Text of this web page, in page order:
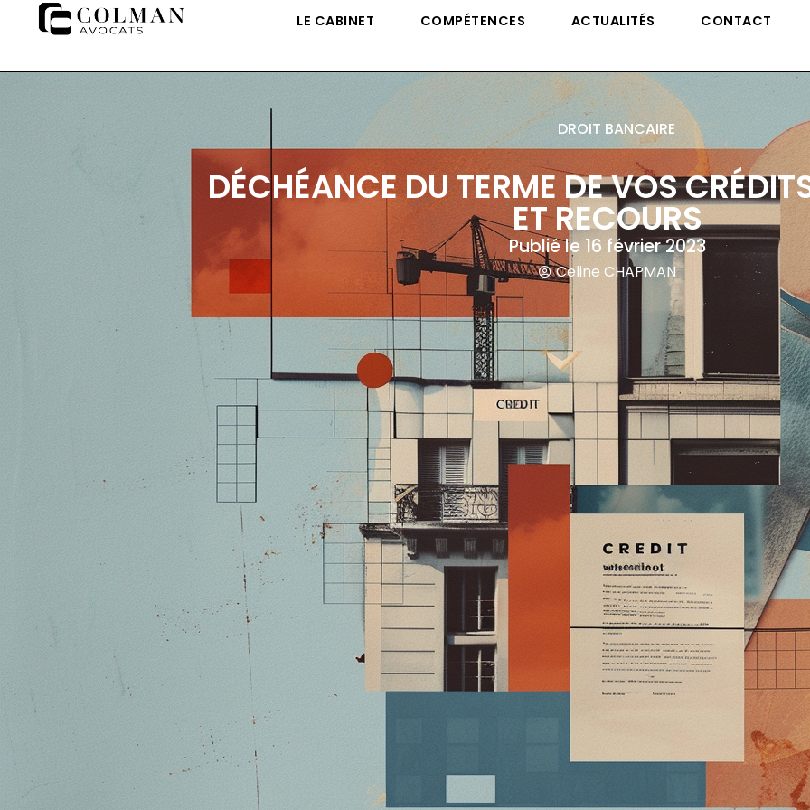
LE CABINET COMPÉTENCES ACTUALITÉS CONTACT
DROIT BANCAIRE
DÉCHÉANCE DU TERME DE VOS
ET RECOURS
Publié le 16 février 2023
Celine CHAPMAN